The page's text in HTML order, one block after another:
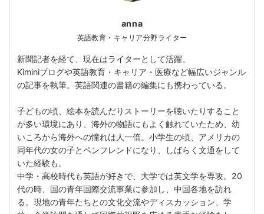
anna
英語教育・キャリア分野ライター
新聞記者を経て、現在はライターとして活躍。
Kiminiブログや英語教育・キャリア・医療など幅広いジャンル
の記事を執筆。英語関連の書籍の編集にも携わっている。
子どもの頃、絵本を読んだりストーリーを聴いたりすること
が多い環境にあり、海外の物語にもよく触れていたため、幼
いころから海外への憧れは人一倍。小学生の頃、アメリカの
同年代の女の子とペンフレンドになり、しばらく文通をして
いた経験も。
中学・高校時代も英語が好きで、大学では英文学を専攻。20
代の時、国の青年国際交流事業に参加し、中国各地を訪れ
る。現地の青年たちとの文化交流やディスカッション、学